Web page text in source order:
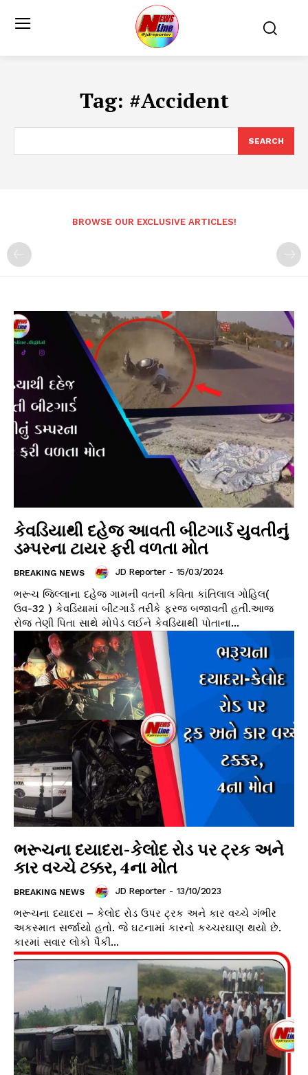
Tag: #Accident
SEARCH
BROWSE OUR EXCLUSIVE ARTICLES!
કેવડિયાથી દહેજ આવતી બીટગાર્ડ યુવતીનું
ડમ્પરના ટાયર ફરી વળતા મોત
BREAKING NEWS JD Reporter - 15/03/2024
ભરૂચ જિલ્લાના દહેજ ગામની વતની કવિતા કાંતિલાલ ગોહિલ(
ઉવ-32 ) કેવડિયામાં બીટગાર્ડ તરીકે ફરજ બજાવતી હતી.આજ
રોજ તેણી પિતા સાથે મોપેડ લઈને કેવડિયાથી પોતાના...
ભરૂચના દયાદરા-કેલોદ રોડ પર ટ્રક અને
કાર વચ્ચે ટક્કર, 4ના મોત
BREAKING NEWS JD Reporter - 13/10/2023
ભરૂચના દયાદરા – કેલોદ રોડ ઉપર ટ્રક અને કાર વચ્ચે ગંભીર
અકસ્માત સર્જાયો હતો. જે ઘટનામાં કારનો કચ્ચરઘાણ થયો છે.
કારમાં સવાર લોકો પૈકી...